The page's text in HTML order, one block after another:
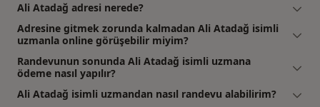
Ali Atadağ adresi nerede?
Adresine gitmek zorunda kalmadan Ali Atadağ isimli
uzmanla online görüşebilir miyim?
Randevunun sonunda Ali Atadağ isimli uzmana
ödeme nasıl yapılır?
Ali Atadağ isimli uzmandan nasıl randevu alabilirim?